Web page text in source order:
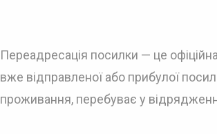
Переадресація посилки — це
вже відправленої або прибулої
проживання, перебуває у